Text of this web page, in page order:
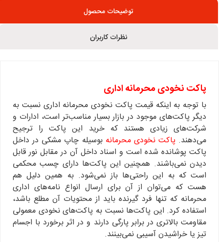
توضیحات محصول
نظرات کاربران
پاکت نخودی محرمانه اداری
با توجه به اینکه قیمت پاکت نخودی محرمانه اداری نسبت به
دیگر پاکت‌های موجود در بازار بسیار مناسب‌تر است، ادارات و
شرکت‌های زیادی هستند که خرید این پاکت را ترجیح
می‌دهند.پاکت نخودی محرمانه بوسیله چاپ مشکی در داخل
پاکت پوشانده شده است و اسناد داخل آن در مقابل نور قابل
دیدن نمی‌باشند. همچنین این پاکت‌ها دارای چسب محکمی
است که به این راحتی‌ها باز نمی‌شود. به همین دلیل هم
هست که می‌توان از آن برای ارسال انواع نامه‌های اداری
محرمانه که تنها فرد گیرنده باید از محتویات آن مطلع باشد،
استفاده کرد. این پاکت‌ها نسبت به پاکت‌های نخودی معمولی
مقاومت بالاتری در برابر پارگی دارند و در اثر برخورد با اجسام
تیز یا خراشیدن آسیبی نمی‌بینند.